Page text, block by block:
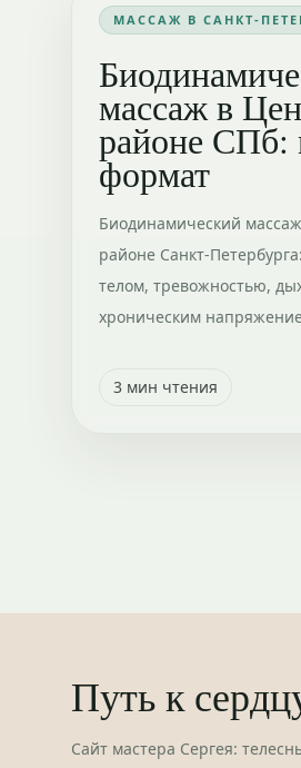
МАССАЖ В САНКТ-
массаж в
районе СПб:
формат
Биодинамический
районе Санкт-
телом, тревожностью,
хроническим
3 мин чтения
Путь к
Сайт мастера Сергея: